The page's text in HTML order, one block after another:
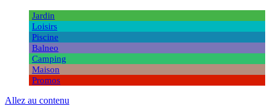
Jardin
Loisirs
Piscine
Balneo
Camping
Maison
Promos
Allez au contenu